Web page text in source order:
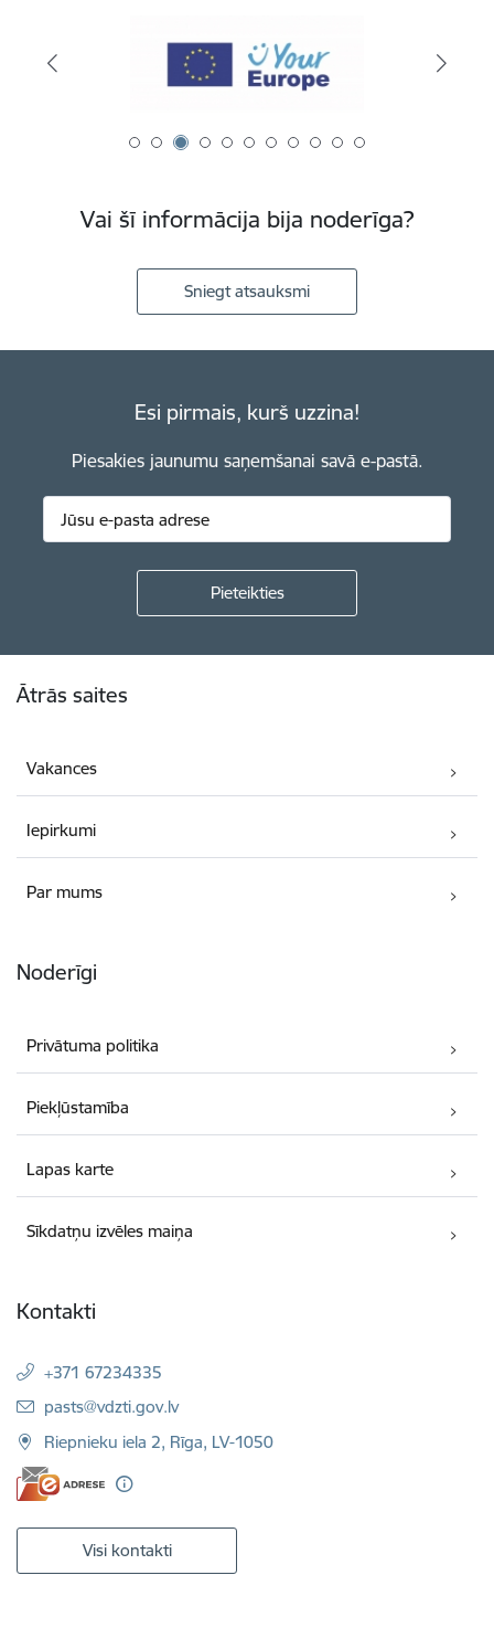
Vai šī informācija bija noderīga?
Sniegt atsauksmi
Esi pirmais, kurš uzzina!
Piesakies jaunumu saņemšanai savā e-pastā.
Ātrās saites
Vakances
Iepirkumi
Par mums
Noderīgi
Privātuma politika
Piekļūstamība
Lapas karte
Sīkdatņu izvēles maiņa
Kontakti
+371 67234335
E-pasts:
pasts@vdzti.gov.lv
Riepnieku iela 2, Rīga, LV-1050
Visi kontakti